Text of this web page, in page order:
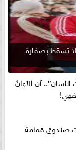
تسقط بصفارة
آن الأوانُ
صندوق قمامة